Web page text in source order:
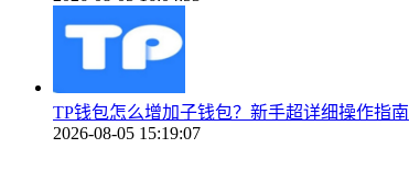
TP钱包怎么增加子钱包？新手超详细操作指南
2026-08-05 15:19:07